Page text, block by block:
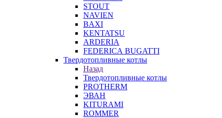
STOUT
NAVIEN
BAXI
KENTATSU
ARDERIA
FEDERICА BUGATTI
Твердотопливные котлы
Назад
Твердотопливные котлы
PROTHERM
ЭВАН
KITURAMI
ROMMER